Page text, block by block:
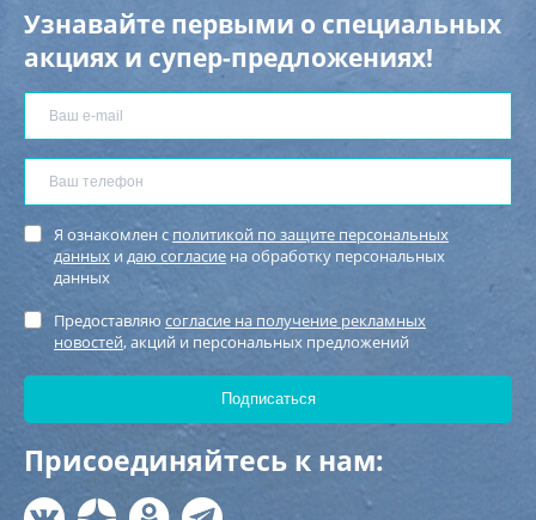
Узнавайте первыми о специальных
акциях и супер-предложениях!
Я ознакомлен с политикой по защите персональных
данных идаю согласие на обработку персональных
данных
Предоставляю согласие на получение рекламных
новостей, акций и персональных предложений
Присоединяйтесь к нам: